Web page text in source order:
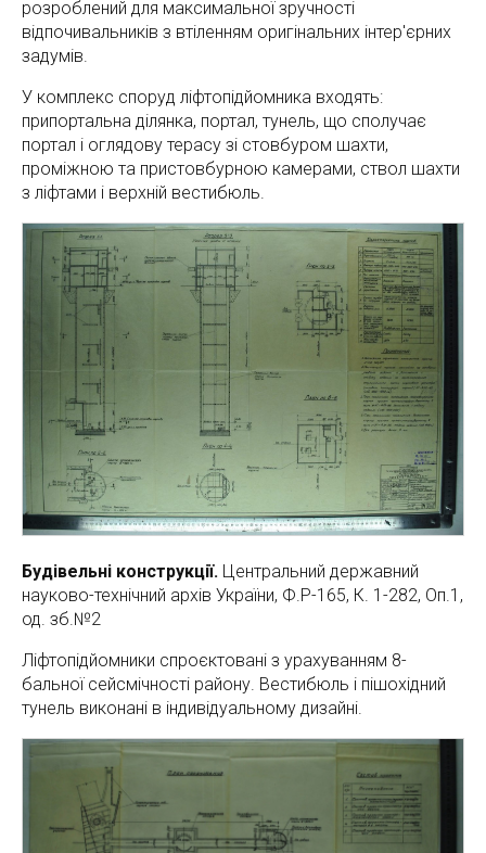
розроблений для максимальної зручності
відпочивальників з втіленням оригінальних інтер'єрних
задумів.
У комплекс споруд ліфтопідйомника входять:
припортальна ділянка, портал, тунель, що сполучає
портал і оглядову терасу зі стовбуром шахти,
проміжною та пристовбурною камерами, ствол шахти
з ліфтами і верхній вестибюль.
Будівельні конструкції. Центральний державний
науково-технічний архів України, Ф.Р-165, К. 1-282, Оп.1,
од. зб.№2
Ліфтопідйомники спроєктовані з урахуванням 8-
бальної сейсмічності району. Вестибюль і пішохідний
тунель виконані в індивідуальному дизайні.